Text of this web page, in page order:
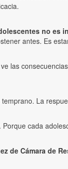
no es
antes. Es
las
La
cada
de Cámara de